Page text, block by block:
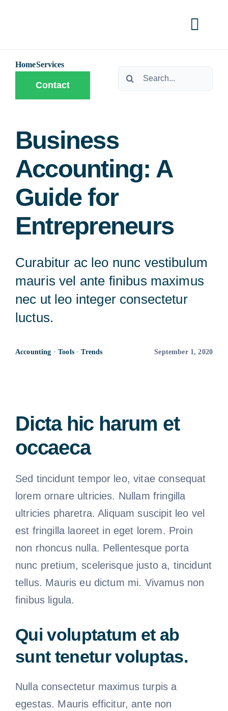
Contact
HomeServices
Contact
Search
Business
Accounting: A
Guide for
Entrepreneurs
Curabitur ac leo nunc vestibulum
mauris vel ante finibus maximus
nec ut leo integer consectetur
luctus.
Accounting •Tools•Trends September 1, 2020
Dicta hic harum et
occaeca
Sed tincidunt tempor leo, vitae consequat
lorem ornare ultricies. Nullam fringilla
ultricies pharetra. Aliquam suscipit leo vel
est fringilla laoreet in eget lorem. Proin
non rhoncus nulla. Pellentesque porta
nunc pretium, scelerisque justo a, tincidunt
tellus. Mauris eu dictum mi. Vivamus non
finibus ligula.
Qui voluptatum et ab
sunt tenetur voluptas.
Nulla consectetur maximus turpis a
egestas. Mauris efficitur, ante non